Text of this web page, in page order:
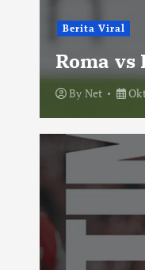
Berita Viral
Roma vs
By Net